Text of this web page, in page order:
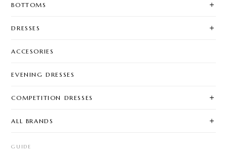
BOTTOMS
DRESSES
ACCESORIES
EVENING DRESSES
COMPETITION DRESSES
ALL BRANDS
GUIDE